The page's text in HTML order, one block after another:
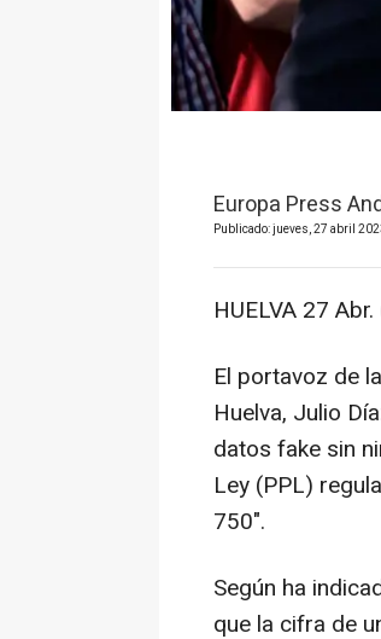
Europa Press
Publicado: jueves, 27 abril
HUELVA 27
El portavoz de
Huelva, Julio
datos fake sin
Ley (PPL)
750".
Según ha
que la cifra de